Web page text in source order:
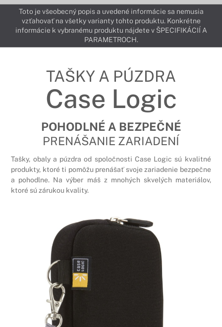
Toto je všeobecný popis a uvedené informácie sa nemusia
vzťahovať na všetky varianty tohto produktu. Konkrétne
informácie k vybranému produktu nájdete v ŠPECIFIKÁCIÍ A
PARAMETROCH.
TAŠKY A PÚZDRA
Case Logic
POHODLNÉ A BEZPEČNÉ
PRENÁŠANIE ZARIADENÍ
Tašky, obaly a púzdra od spoločnosti Case Logic sú kvalitné
produkty, ktoré ti pomôžu prenášať svoje zariadenie bezpečne
a pohodlne. Na výber máš z mnohých skvelých materiálov,
ktoré sú zárukou kvality.